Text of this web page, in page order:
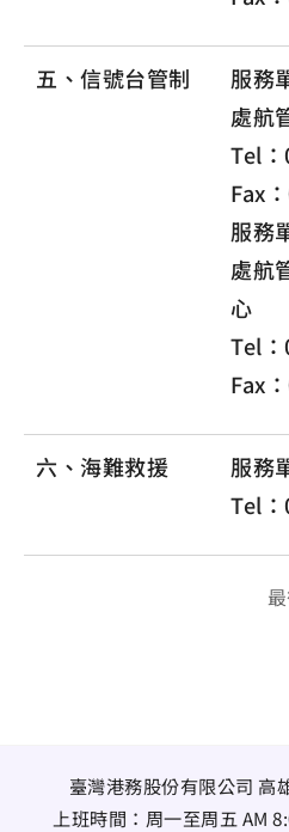
五、信號台管制
服務
處航
Tel
Fax
服務
處航
心
Tel
Fax
六、海難救援
服務
Tel
臺灣港務股份有限公司 高
上班時間：周一至周五 AM